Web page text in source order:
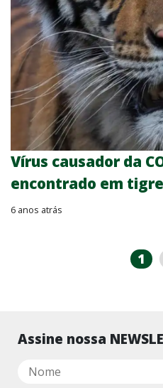
Vírus causador da
encontrado em
6 anos atrás
1
Assine nossa